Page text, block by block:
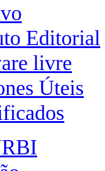
Editorial
livre
Úteis